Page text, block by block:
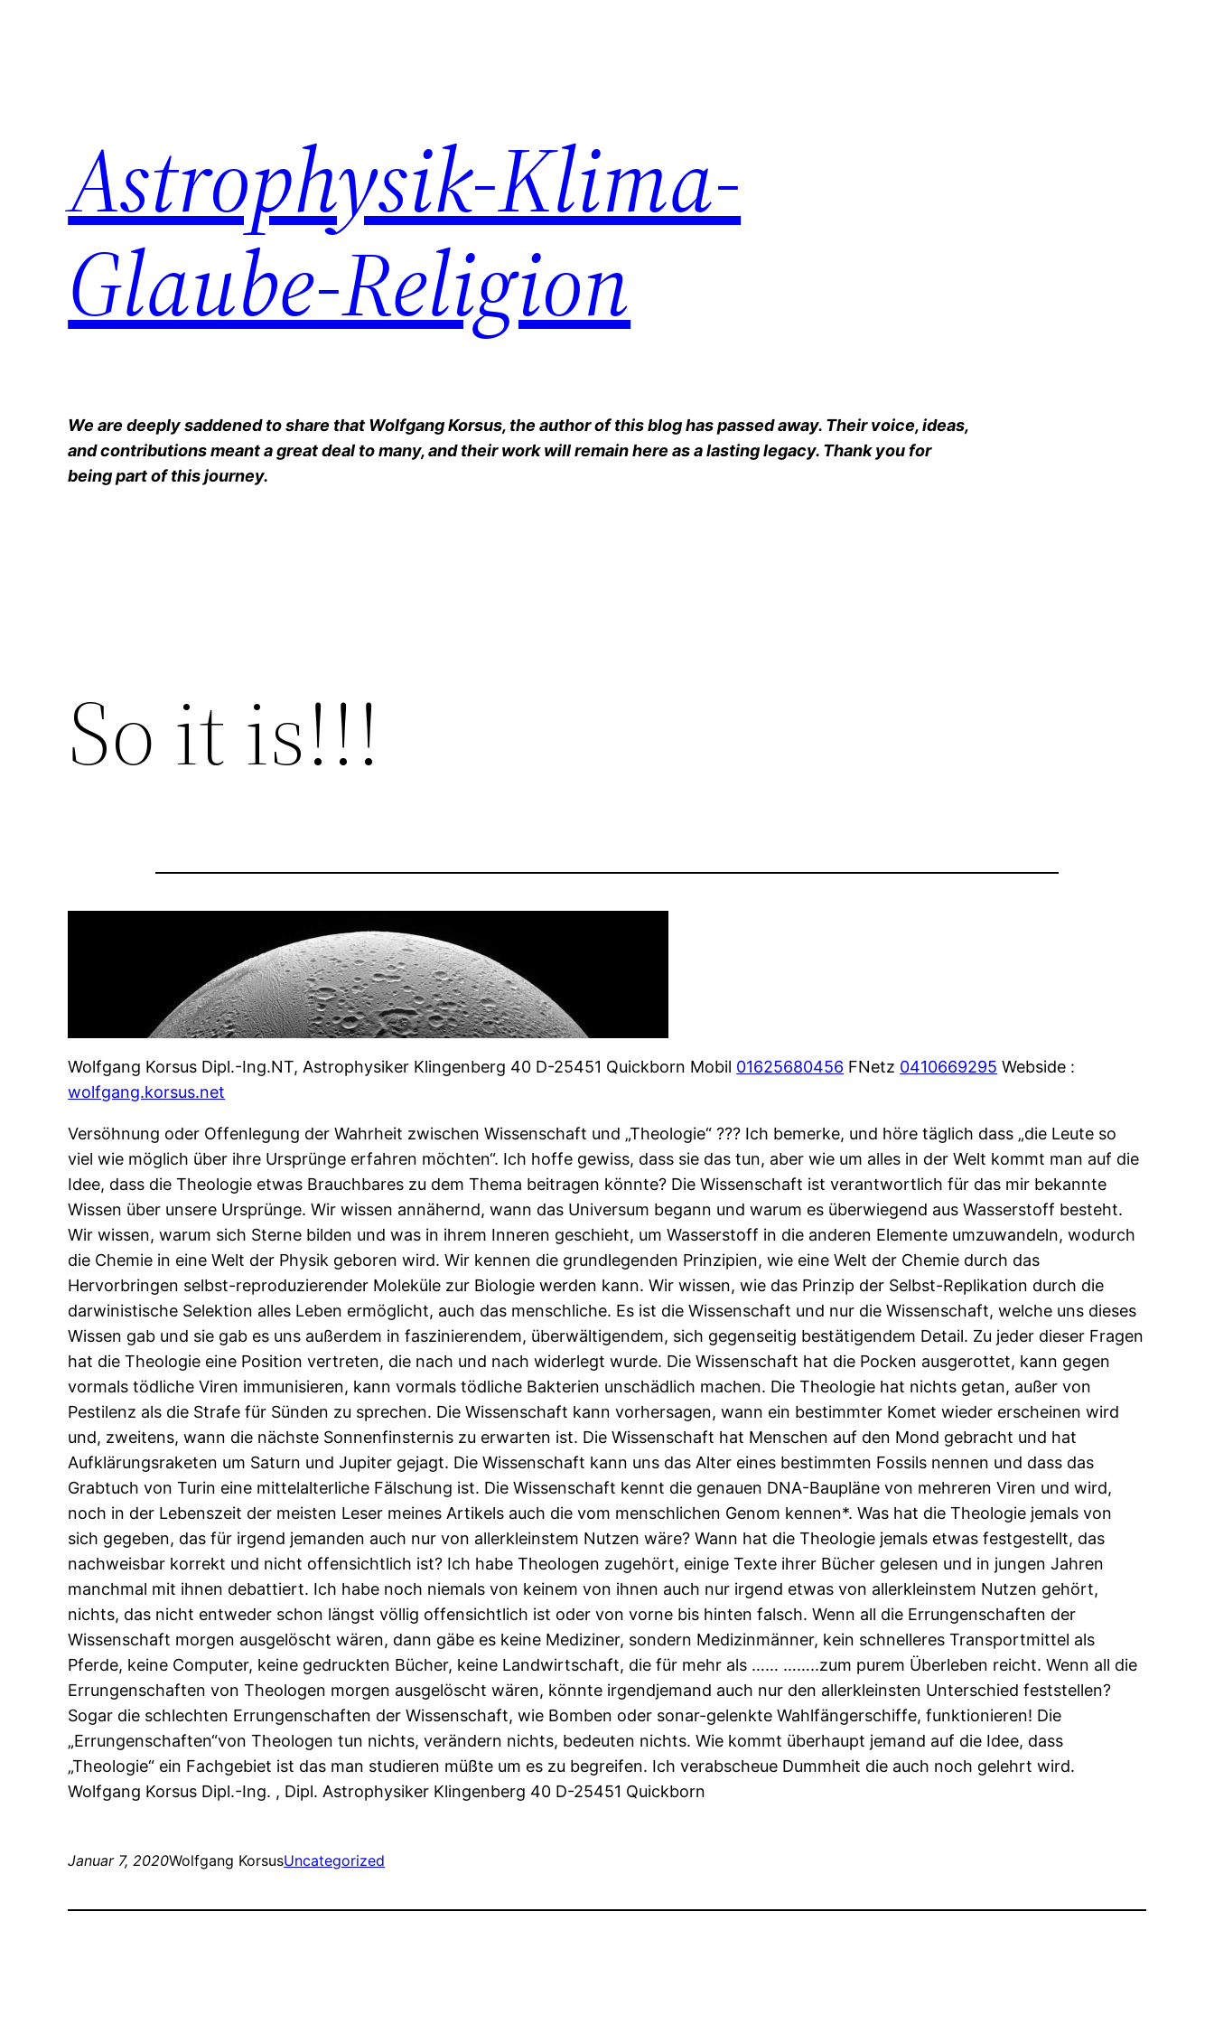
Astrophysik-Klima-
Glaube-Religion
We are deeply saddened to share that Wolfgang Korsus, the author of this blog has passed away. Their voice, ideas,
and contributions meant a great deal to many, and their work will remain here as a lasting legacy. Thank you for
being part of this journey.
So it is!!!
Wolfgang Korsus Dipl.-Ing.NT, Astrophysiker Klingenberg 40 D-25451 Quickborn Mobil 01625680456 FNetz 0410669295 Webside :
wolfgang.korsus.net
Versöhnung oder Offenlegung der Wahrheit zwischen Wissenschaft und „Theologie“ ??? Ich bemerke, und höre täglich dass „die Leute so
viel wie möglich über ihre Ursprünge erfahren möchten“. Ich hoffe gewiss, dass sie das tun, aber wie um alles in der Welt kommt man auf die
Idee, dass die Theologie etwas Brauchbares zu dem Thema beitragen könnte? Die Wissenschaft ist verantwortlich für das mir bekannte
Wissen über unsere Ursprünge. Wir wissen annähernd, wann das Universum begann und warum es überwiegend aus Wasserstoff besteht.
Wir wissen, warum sich Sterne bilden und was in ihrem Inneren geschieht, um Wasserstoff in die anderen Elemente umzuwandeln, wodurch
die Chemie in eine Welt der Physik geboren wird. Wir kennen die grundlegenden Prinzipien, wie eine Welt der Chemie durch das
Hervorbringen selbst-reproduzierender Moleküle zur Biologie werden kann. Wir wissen, wie das Prinzip der Selbst-Replikation durch die
darwinistische Selektion alles Leben ermöglicht, auch das menschliche. Es ist die Wissenschaft und nur die Wissenschaft, welche uns dieses
Wissen gab und sie gab es uns außerdem in faszinierendem, überwältigendem, sich gegenseitig bestätigendem Detail. Zu jeder dieser Fragen
hat die Theologie eine Position vertreten, die nach und nach widerlegt wurde. Die Wissenschaft hat die Pocken ausgerottet, kann gegen
vormals tödliche Viren immunisieren, kann vormals tödliche Bakterien unschädlich machen. Die Theologie hat nichts getan, außer von
Pestilenz als die Strafe für Sünden zu sprechen. Die Wissenschaft kann vorhersagen, wann ein bestimmter Komet wieder erscheinen wird
und, zweitens, wann die nächste Sonnenfinsternis zu erwarten ist. Die Wissenschaft hat Menschen auf den Mond gebracht und hat
Aufklärungsraketen um Saturn und Jupiter gejagt. Die Wissenschaft kann uns das Alter eines bestimmten Fossils nennen und dass das
Grabtuch von Turin eine mittelalterliche Fälschung ist. Die Wissenschaft kennt die genauen DNA-Baupläne von mehreren Viren und wird,
noch in der Lebenszeit der meisten Leser meines Artikels auch die vom menschlichen Genom kennen*. Was hat die Theologie jemals von
sich gegeben, das für irgend jemanden auch nur von allerkleinstem Nutzen wäre? Wann hat die Theologie jemals etwas festgestellt, das
nachweisbar korrekt und nicht offensichtlich ist? Ich habe Theologen zugehört, einige Texte ihrer Bücher gelesen und in jungen Jahren
manchmal mit ihnen debattiert. Ich habe noch niemals von keinem von ihnen auch nur irgend etwas von allerkleinstem Nutzen gehört,
nichts, das nicht entweder schon längst völlig offensichtlich ist oder von vorne bis hinten falsch. Wenn all die Errungenschaften der
Wissenschaft morgen ausgelöscht wären, dann gäbe es keine Mediziner, sondern Medizinmänner, kein schnelleres Transportmittel als
Pferde, keine Computer, keine gedruckten Bücher, keine Landwirtschaft, die für mehr als …… ……..zum purem Überleben reicht. Wenn all die
Errungenschaften von Theologen morgen ausgelöscht wären, könnte irgendjemand auch nur den allerkleinsten Unterschied feststellen?
Sogar die schlechten Errungenschaften der Wissenschaft, wie Bomben oder sonar-gelenkte Wahlfängerschiffe, funktionieren! Die
„Errungenschaften“von Theologen tun nichts, verändern nichts, bedeuten nichts. Wie kommt überhaupt jemand auf die Idee, dass
„Theologie“ ein Fachgebiet ist das man studieren müßte um es zu begreifen. Ich verabscheue Dummheit die auch noch gelehrt wird.
Wolfgang Korsus Dipl.-Ing. , Dipl. Astrophysiker Klingenberg 40 D-25451 Quickborn
Januar 7, 2020Wolfgang KorsusUncategorized